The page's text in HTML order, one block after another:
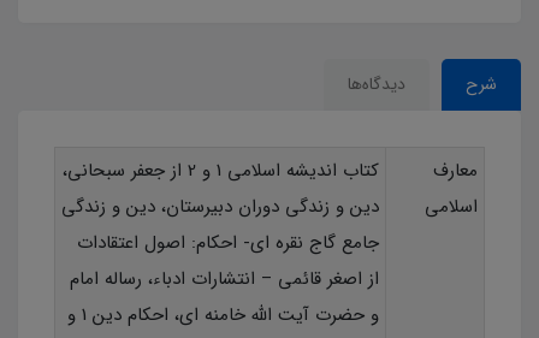
شرح دیدگاه‌ها
معارف
اسلامی
کتاب اندیشه اسلامی 1 و 2 از جعفر سبحانی،
دین و زندگی دوران دبیرستان، دین و زندگی
جامع گاج نقره ای- احکام: اصول اعتقادات
از اصغر قائمی – انتشارات ادباء، رساله امام
و حضرت آیت الله خامنه ای، احکام دین 1 و